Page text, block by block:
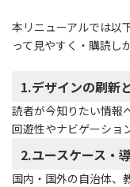
本リニューアルでは以
って見やすく・購読し
1.デザインの刷新
読者が今知りたい情報
回遊性やナビゲーショ
2.ユースケース・
国内・国外の自治体、